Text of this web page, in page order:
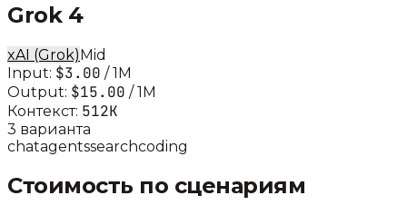
Grok 4
xAI (Grok)Mid
Input: $3.00 / 1M
Output: $15.00 / 1M
Контекст: 512K
3 варианта
chatagentssearchcoding
Стоимость по сценариям